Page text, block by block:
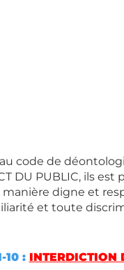
code de
DU PUBLIC, ils
digne et
et toute
10 : INTERDICTION